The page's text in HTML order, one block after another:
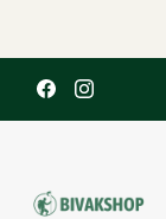
Vind
ons
op
op